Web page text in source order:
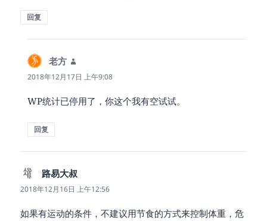
回复
老方
道：
2018年12月17日 上午9:08
WP统计已停用了，你这个我有空试试。
回复
路易大叔
道：
2018年12月16日 上午12:56
如果有运动的条件，不建议用节食的方式来控制体重，危